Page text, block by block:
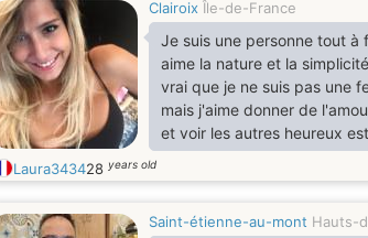
Clairoix Île-de-France
Je suis une personne tout à
aime la nature et la
vrai que je ne suis pas une
mais j'aime donner de
et voir les autres heureux
grand moment de bonheur
partage et la réciprocité
n'est pas facile de parler de
Laura343428 years old
Saint-étienne-au-mont Hauts-